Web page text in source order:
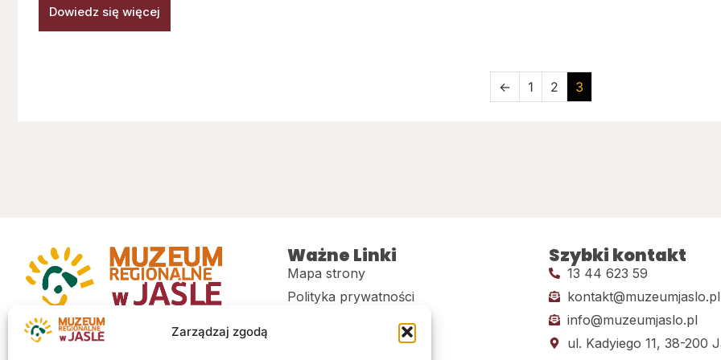
Zarządzaj zgodą
Dowiedz się więcej
← 1 2 3
Muzeum regionalne w Jaśle im. dr.
Stanisława Kadyiego
Ważne Linki
Mapa strony
Polityka prywatności
Deklaracja dostępności
Szybki kontakt
13 44 623 59
kontakt@muzeumjaslo.pl
info@muzeumjaslo.pl
ul. Kadyiego 11, 38-200